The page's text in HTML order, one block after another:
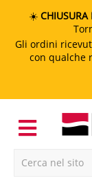
☀️ CHIUSURA
Gli ordini
con qualche